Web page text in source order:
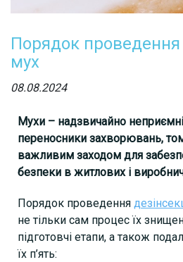
Порядок проведення
мух
08.08.2024
Мухи – надзвичайно
переносники захворювань,
важливим заходом для
безпеки в житлових і
Порядок проведення
не тільки сам процес їх
підготовчі етапи, а також
їх п’ять: